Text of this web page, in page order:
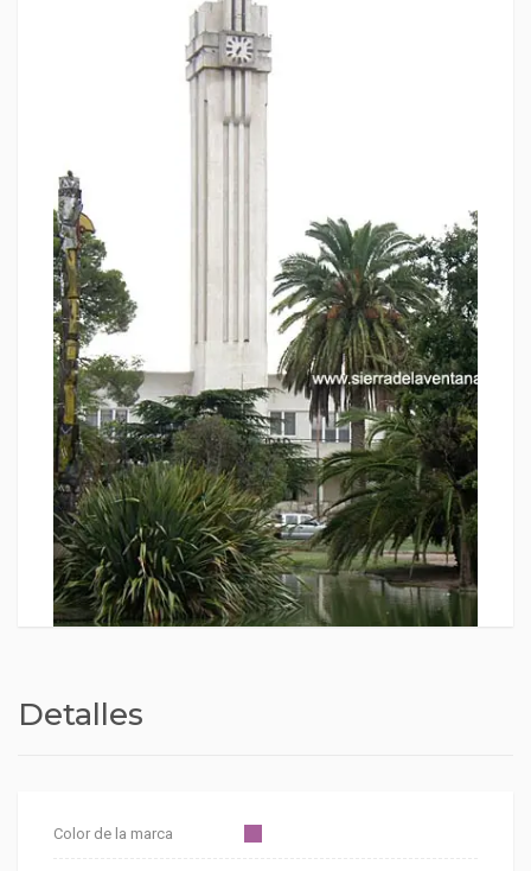
Detalles
Color de la marca